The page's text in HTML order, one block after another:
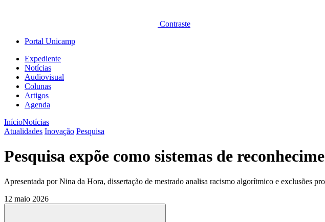
Contraste
Portal Unicamp
Expediente
Notícias
Audiovisual
Colunas
Artigos
Agenda
InícioNotícias
Atualidades Inovação Pesquisa
Pesquisa expõe como sistemas de
Apresentada por Nina da Hora, dissertação de mestrado analisa racismo algorítmico e exclusões
12 maio 2026